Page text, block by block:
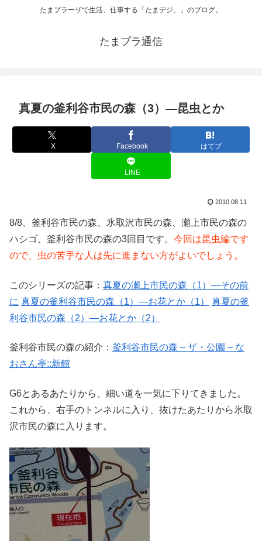
たまプラーザで生活、仕事する「たまデジ。」のブログ。
たまプラ通信
真夏の釜利谷市民の森（3）―昆虫とか
X Facebook はてブ
LINE
2010.08.11
8/8、釜利谷市民の森、氷取沢市民の森、瀬上市民の森の
ハシゴ、釜利谷市民の森の3回目です。 今回は昆虫編です
ので、虫の苦手な人は先に進まない方がよいでしょう。
このシリーズの記事： 真夏の瀬上市民の森（1）―その前
に 真夏の釜利谷市民の森（1）―お花とか（1）
真夏の釜
利谷市民の森（2）―お花とか（2）
釜利谷市民の森の紹介： 釜利谷市民の森 – ザ・公園 – な
おさん亭::新館
G6とあるあたりから、細い道を一気に下りてきました。
これから、右手のトンネルに入り、抜けたあたりから氷取
沢市民の森に入ります。